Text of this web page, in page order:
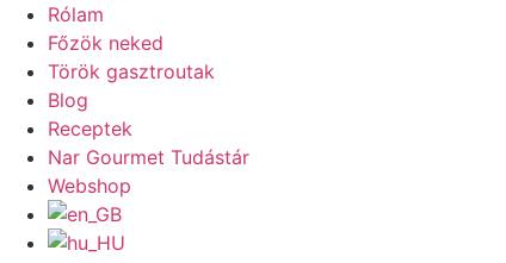
Rólam
Főzök neked
Török gasztroutak
Blog
Receptek
Nar Gourmet Tudástár
Webshop